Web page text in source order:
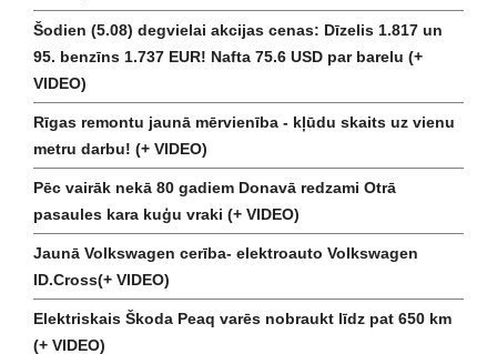
Šodien (5.08) degvielai akcijas cenas: Dīzelis 1.817 un
95. benzīns 1.737 EUR! Nafta 75.6 USD par barelu (+
VIDEO)
Rīgas remontu jaunā mērvienība - kļūdu skaits uz vienu
metru darbu! (+ VIDEO)
Pēc vairāk nekā 80 gadiem Donavā redzami Otrā
pasaules kara kuģu vraki (+ VIDEO)
Jaunā Volkswagen cerība- elektroauto Volkswagen
ID.Cross(+ VIDEO)
Elektriskais Škoda Peaq varēs nobraukt līdz pat 650 km
(+ VIDEO)